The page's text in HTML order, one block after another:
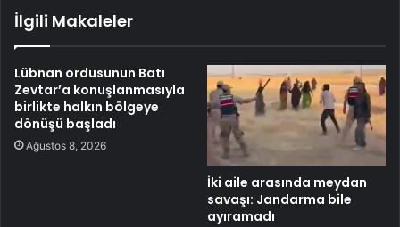
İlgili Makaleler
Lübnan ordusunun Batı
Zevtar’a konuşlanmasıyla
birlikte halkın bölgeye
dönüşü başladı
Ağustos 8, 2026
İki aile arasında meydan
savaşı: Jandarma bile
ayıramadı